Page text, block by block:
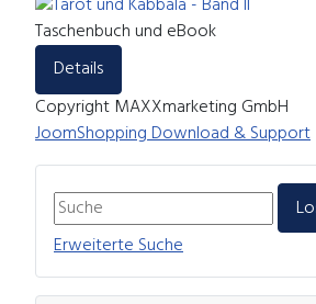
Erweiterte Suche
Taschenbuch und eBook
Details
Copyright MAXXmarketing GmbH
JoomShopping Download & Support